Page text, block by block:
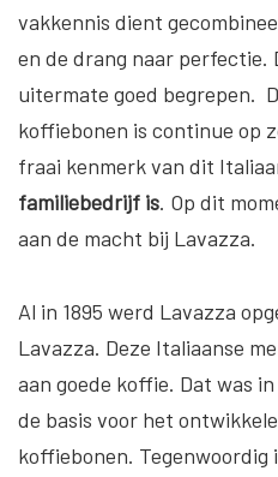
vakkennis dient
en de drang naar perfectie.
uitermate goed begrepen.
koffiebonen is continue op
fraai kenmerk van dit
familiebedrijf is. Op dit
aan de macht bij Lavazza.
Al in 1895 werd Lavazza
Lavazza. Deze Italiaanse
aan goede koffie. Dat was
de basis voor het
koffiebonen. Tegenwoordig